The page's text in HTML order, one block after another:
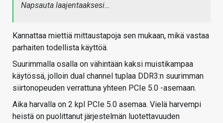
Napsauta laajentaaksesi…
Kannattaa miettiä mittaustapoja sen mukaan, mikä vastaa
parhaiten todellista käyttöä.
Suurimmalla osalla on vähintään kaksi muistikampaa
käytössä, jolloin dual channel tuplaa DDR3:n suurimman
siirtonopeuden verrattuna yhteen PCIe 5.0 -asemaan.
Aika harvalla on 2 kpl PCIe 5.0 asemaa. Vielä harvempi
heistä on puolittanut järjestelmän luotettavuuden